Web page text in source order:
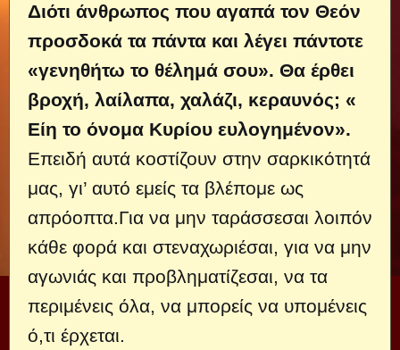
Διότι άνθρωπος που αγαπά τον Θεόν
προσδοκά τα πάντα και λέγει πάντοτε
«γενηθήτω το θέλημά σου». Θα έρθει
βροχή, λαίλαπα, χαλάζι, κεραυνός; «
Είη το όνομα Κυρίου ευλογημένον».
Επειδή αυτά κοστίζουν στην σαρκικότητά
μας, γι’ αυτό εμείς τα βλέπομε ως
απρόοπτα.Για να μην ταράσσεσαι λοιπόν
κάθε φορά και στεναχωριέσαι, για να μην
αγωνιάς και προβληματίζεσαι, να τα
περιμένεις όλα, να μπορείς να υπομένεις
ό,τι έρχεται.